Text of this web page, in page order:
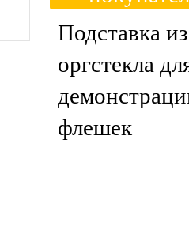
Подставка из
оргстекла
флешек